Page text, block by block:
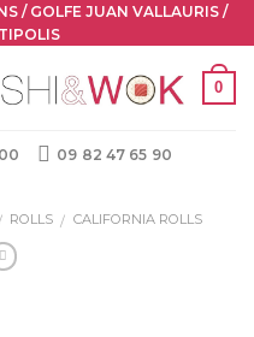
/ GOLFE JUAN VALLAURIS /
0
09 82 47 65 90
ROLLS / CALIFORNIA ROLLS